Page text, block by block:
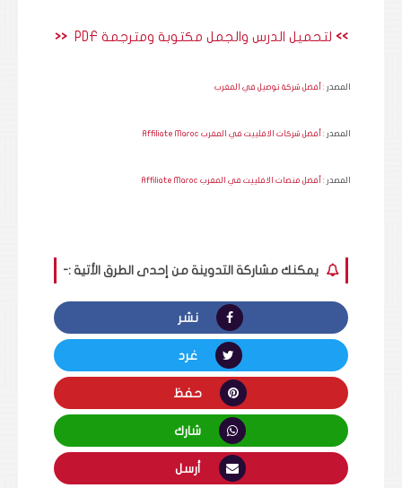
>> لتحميل الدرس والجمل مكتوبة ومترجمة PDF
  <<
المصدر : أفضل شركة توصيل في المغرب
المصدر : أفضل شركات الافلييت في المغرب Affiliate Maroc
المصدر : أفضل منصات الافلييت في المغرب Affiliate Maroc
يمكنك مشاركة التدوينة من إحدى الطرق الأتية :-
نشر
غرد
حفظ
شارك
أرسل